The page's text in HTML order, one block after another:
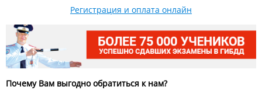
Регистрация и оплата онлайн
Почему Вам выгодно обратиться к нам?